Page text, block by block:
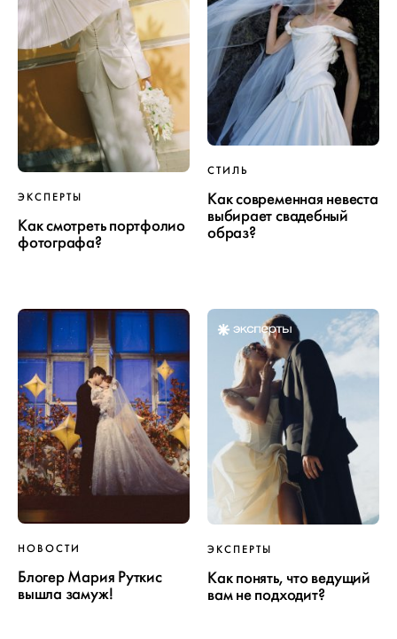
ЭКСПЕРТЫ
Как смотреть портфолио
фотографа?
СТИЛЬ
Как современная невеста
выбирает свадебный
образ?
НОВОСТИ
Блогер Мария Руткис
вышла замуж!
ЭКСПЕРТЫ
Как понять, что ведущий
вам не подходит?